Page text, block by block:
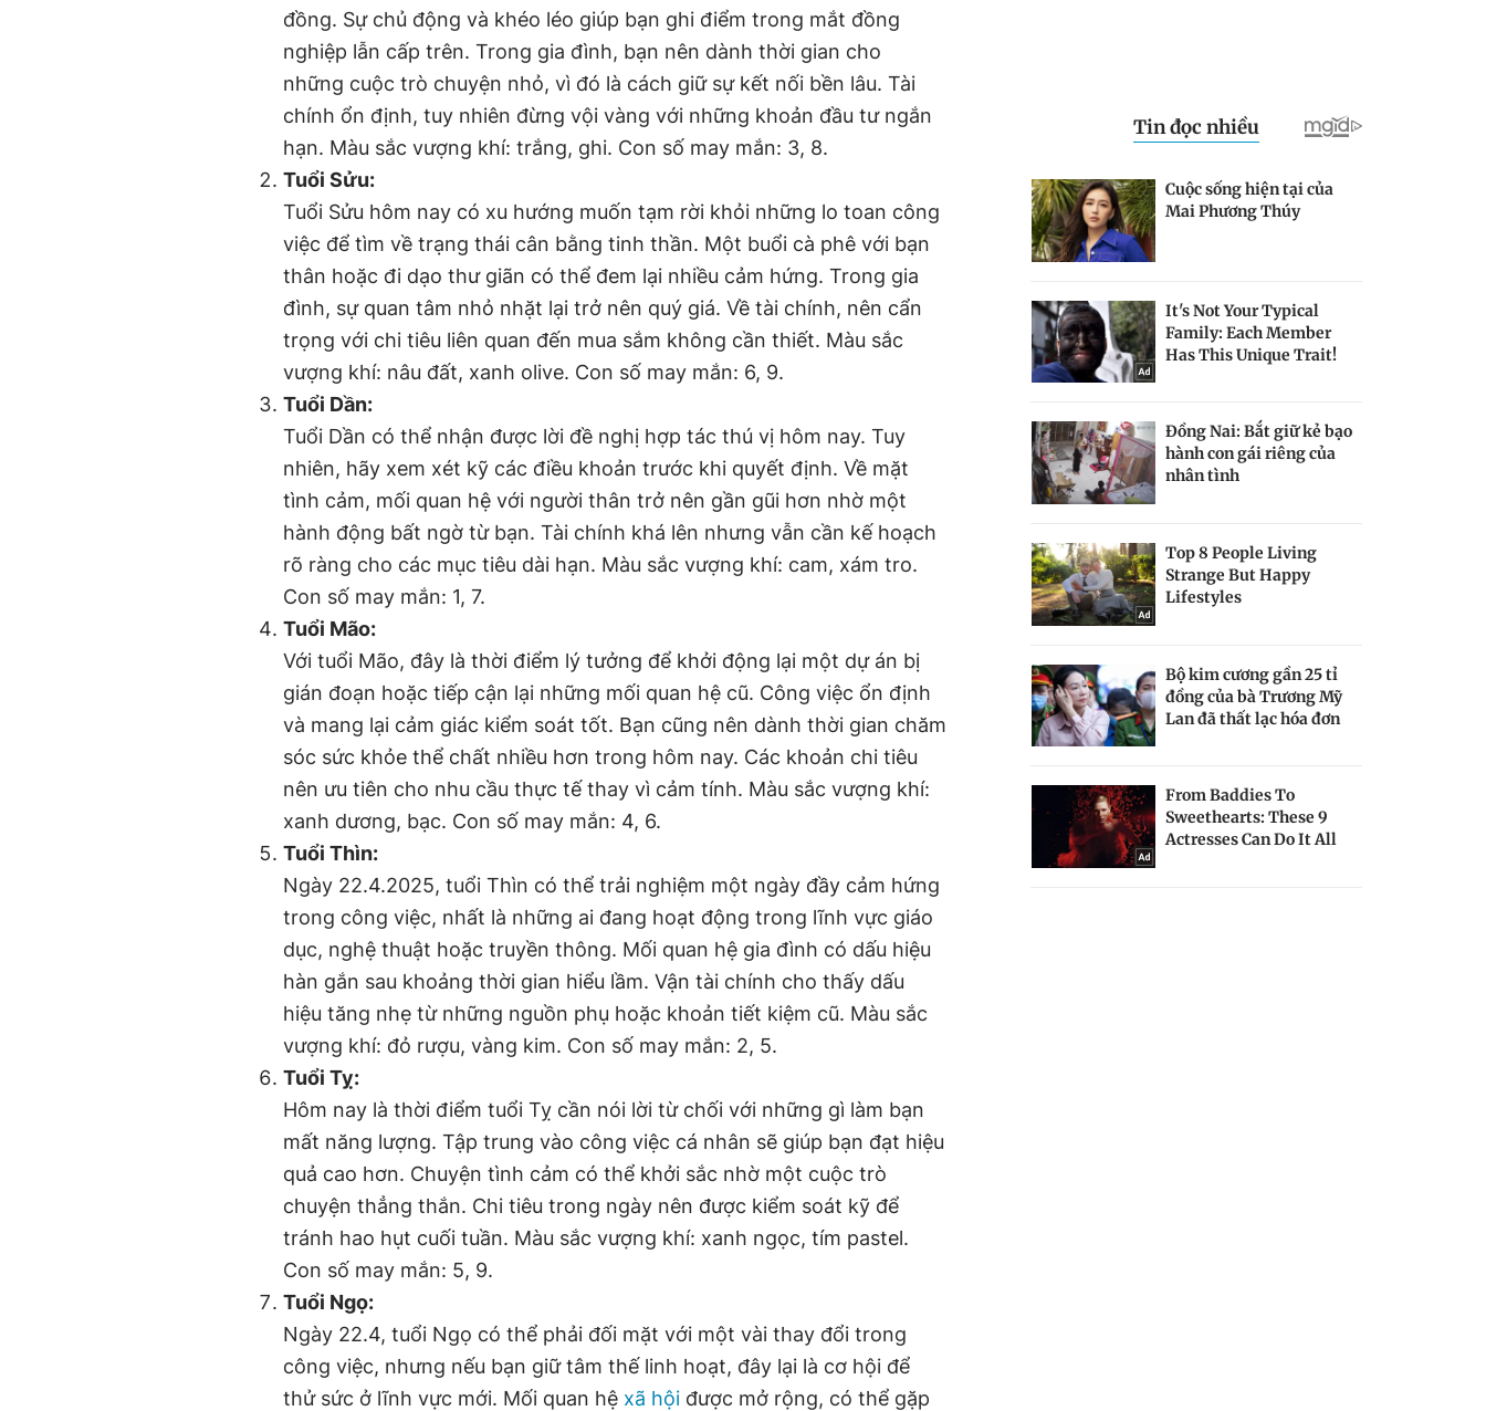
đồng. Sự chủ động và khéo léo giúp bạn ghi điểm trong mắt đồng
nghiệp lẫn cấp trên. Trong gia đình, bạn nên dành thời gian cho
những cuộc trò chuyện nhỏ, vì đó là cách giữ sự kết nối bền lâu. Tài
chính ổn định, tuy nhiên đừng vội vàng với những khoản đầu tư ngắn
hạn. Màu sắc vượng khí: trắng, ghi. Con số may mắn: 3, 8.
Tuổi Sửu:
Tuổi Sửu hôm nay có xu hướng muốn tạm rời khỏi những lo toan công
việc để tìm về trạng thái cân bằng tinh thần. Một buổi cà phê với bạn
thân hoặc đi dạo thư giãn có thể đem lại nhiều cảm hứng. Trong gia
đình, sự quan tâm nhỏ nhặt lại trở nên quý giá. Về tài chính, nên cẩn
trọng với chi tiêu liên quan đến mua sắm không cần thiết. Màu sắc
vượng khí: nâu đất, xanh olive. Con số may mắn: 6, 9.
Tuổi Dần:
Tuổi Dần có thể nhận được lời đề nghị hợp tác thú vị hôm nay. Tuy
nhiên, hãy xem xét kỹ các điều khoản trước khi quyết định. Về mặt
tình cảm, mối quan hệ với người thân trở nên gần gũi hơn nhờ một
hành động bất ngờ từ bạn. Tài chính khá lên nhưng vẫn cần kế hoạch
rõ ràng cho các mục tiêu dài hạn. Màu sắc vượng khí: cam, xám tro.
Con số may mắn: 1, 7.
Tuổi Mão:
Với tuổi Mão, đây là thời điểm lý tưởng để khởi động lại một dự án bị
gián đoạn hoặc tiếp cận lại những mối quan hệ cũ. Công việc ổn định
và mang lại cảm giác kiểm soát tốt. Bạn cũng nên dành thời gian chăm
sóc sức khỏe thể chất nhiều hơn trong hôm nay. Các khoản chi tiêu
nên ưu tiên cho nhu cầu thực tế thay vì cảm tính. Màu sắc vượng khí:
xanh dương, bạc. Con số may mắn: 4, 6.
Tuổi Thìn:
Ngày 22.4.2025, tuổi Thìn có thể trải nghiệm một ngày đầy cảm hứng
trong công việc, nhất là những ai đang hoạt động trong lĩnh vực giáo
dục, nghệ thuật hoặc truyền thông. Mối quan hệ gia đình có dấu hiệu
hàn gắn sau khoảng thời gian hiểu lầm. Vận tài chính cho thấy dấu
hiệu tăng nhẹ từ những nguồn phụ hoặc khoản tiết kiệm cũ. Màu sắc
vượng khí: đỏ rượu, vàng kim. Con số may mắn: 2, 5.
Tuổi Tỵ:
Hôm nay là thời điểm tuổi Tỵ cần nói lời từ chối với những gì làm bạn
mất năng lượng. Tập trung vào công việc cá nhân sẽ giúp bạn đạt hiệu
quả cao hơn. Chuyện tình cảm có thể khởi sắc nhờ một cuộc trò
chuyện thẳng thắn. Chi tiêu trong ngày nên được kiểm soát kỹ để
tránh hao hụt cuối tuần. Màu sắc vượng khí: xanh ngọc, tím pastel.
Con số may mắn: 5, 9.
Tuổi Ngọ:
Ngày 22.4, tuổi Ngọ có thể phải đối mặt với một vài thay đổi trong
công việc, nhưng nếu bạn giữ tâm thế linh hoạt, đây lại là cơ hội để
thử sức ở lĩnh vực mới. Mối quan hệ xã hội được mở rộng, có thể gặp